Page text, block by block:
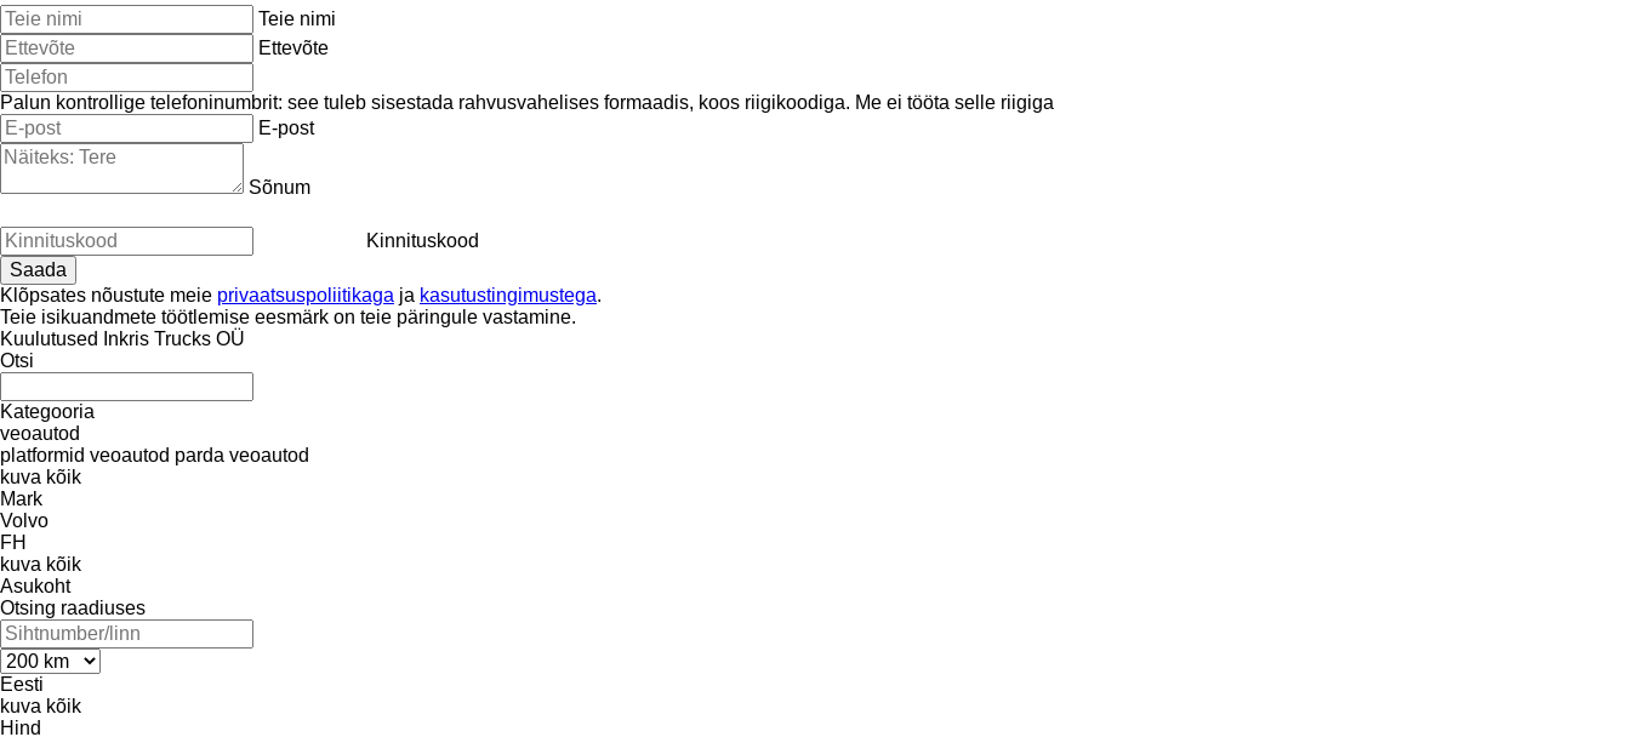
Teie nimi
Ettevõte
Palun kontrollige telefoninumbrit: see tuleb sisestada rahvusvahelises formaadis, koos riigikoodiga. Me ei tööta selle riigiga
E-post
Sõnum
Kinnituskood
Klõpsates nõustute meie privaatsuspoliitikaga ja kasutustingimustega.
Teie isikuandmete töötlemise eesmärk on teie päringule vastamine.
Kuulutused Inkris Trucks OÜ
Otsi
Kategooria
veoautod
platformid veoautod parda veoautod
kuva kõik
Mark
Volvo
FH
kuva kõik
Asukoht
Otsing raadiuses
Eesti
kuva kõik
Hind